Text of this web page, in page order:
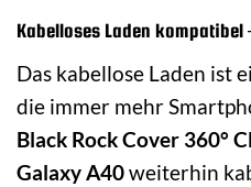
Kabelloses Laden
Das kabellose Laden ist
die immer mehr
Black Rock Cover 360°
Galaxy A40weiterhin